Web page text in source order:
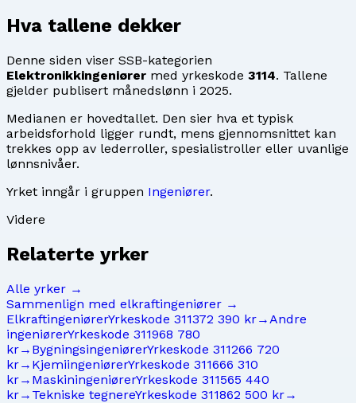
Hva tallene dekker
Denne siden viser SSB-kategorien
Elektronikkingeniører med yrkeskode 3114. Tallene
gjelder publisert månedslønn i 2025.
Medianen er hovedtallet. Den sier hva et typisk
arbeidsforhold ligger rundt, mens gjennomsnittet kan
trekkes opp av lederroller, spesialistroller eller uvanlige
lønnsnivåer.
Yrket inngår i gruppen Ingeniører.
Videre
Relaterte yrker
Alle yrker →
Sammenlign med elkraftingeniører →
ElkraftingeniørerYrkeskode 311372 390 kr→ Andre
ingeniørerYrkeskode 311968 780
kr→ BygningsingeniørerYrkeskode 311266 720
kr→ KjemiingeniørerYrkeskode 311666 310
kr→ MaskiningeniørerYrkeskode 311565 440
kr→ Tekniske tegnereYrkeskode 311862 500 kr→